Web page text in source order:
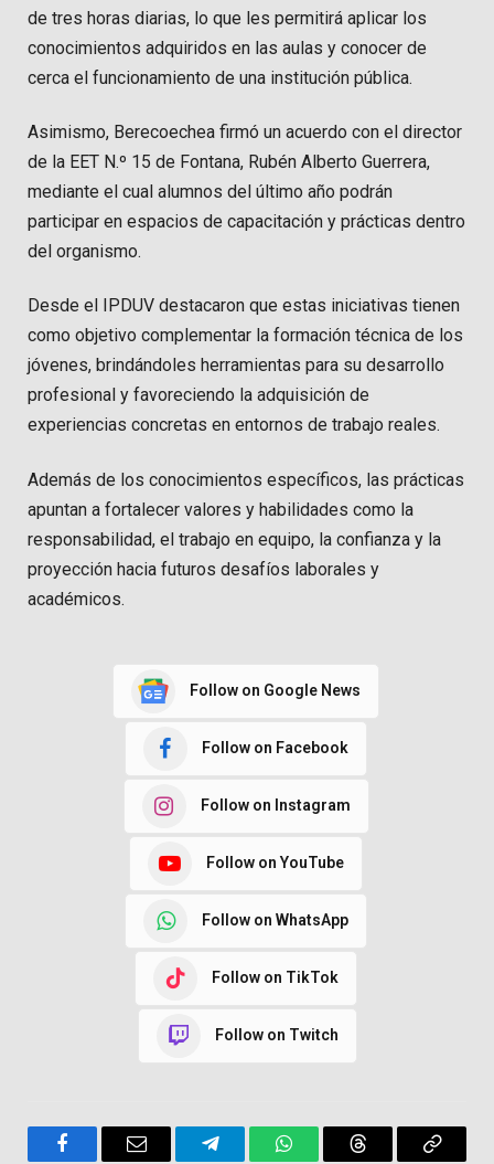
de tres horas diarias, lo que les permitirá aplicar los
conocimientos adquiridos en las aulas y conocer de
cerca el funcionamiento de una institución pública.
Asimismo, Berecoechea firmó un acuerdo con el director
de la EET N.º 15 de Fontana, Rubén Alberto Guerrera,
mediante el cual alumnos del último año podrán
participar en espacios de capacitación y prácticas dentro
del organismo.
Desde el IPDUV destacaron que estas iniciativas tienen
como objetivo complementar la formación técnica de los
jóvenes, brindándoles herramientas para su desarrollo
profesional y favoreciendo la adquisición de
experiencias concretas en entornos de trabajo reales.
Además de los conocimientos específicos, las prácticas
apuntan a fortalecer valores y habilidades como la
responsabilidad, el trabajo en equipo, la confianza y la
proyección hacia futuros desafíos laborales y
académicos.
Follow on Google News
Follow on Facebook
Follow on Instagram
Follow on YouTube
Follow on WhatsApp
Follow on TikTok
Follow on Twitch
FacebookEmail TelegramWhatsAppThreads Copy